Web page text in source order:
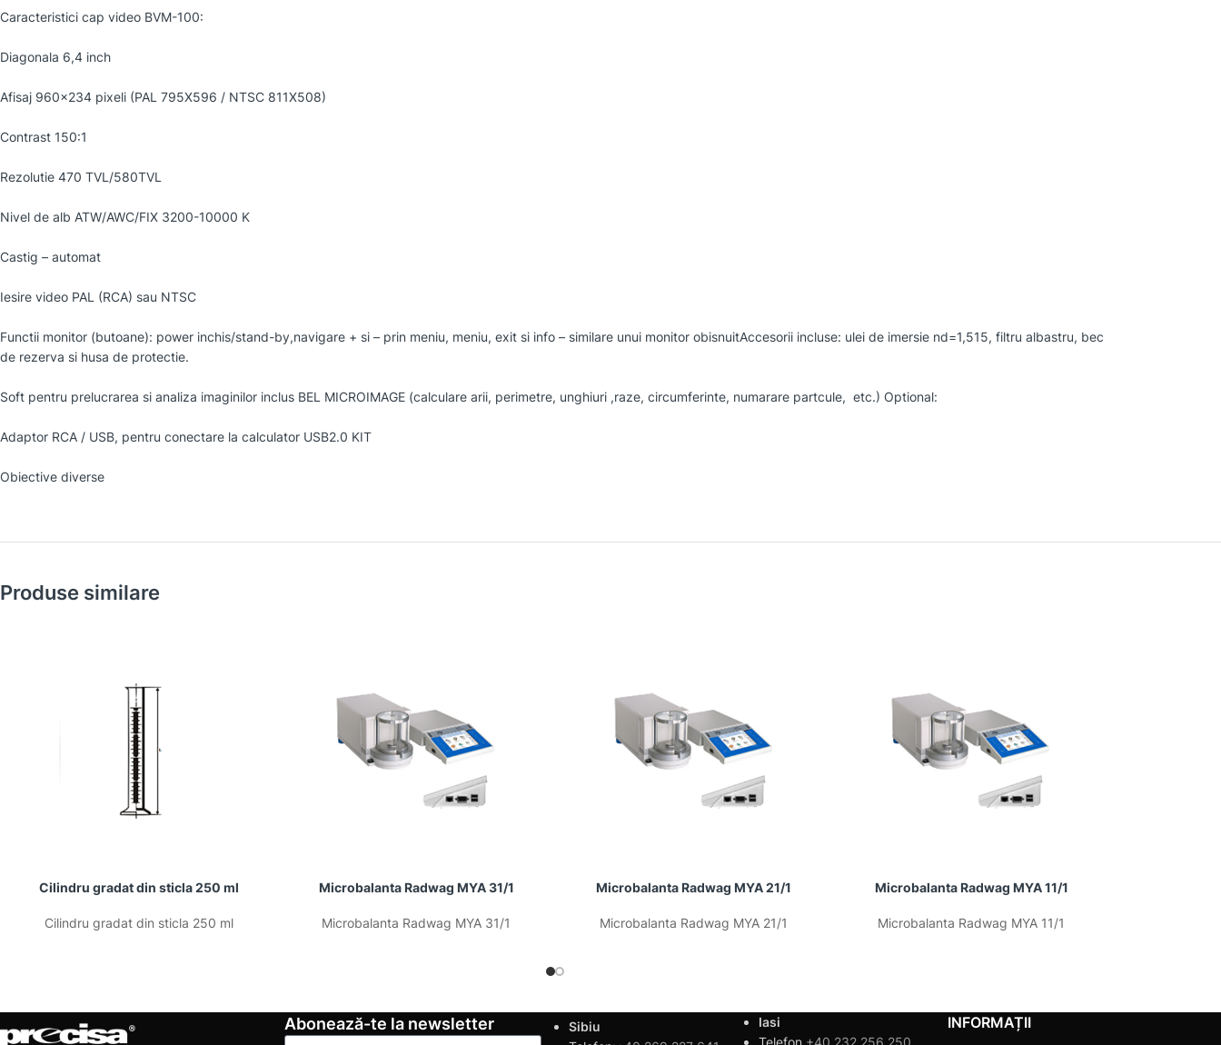
Caracteristici cap video BVM-100:
Diagonala 6,4 inch
Afisaj 960×234 pixeli (PAL 795X596 / NTSC 811X508)
Contrast 150:1
Rezolutie 470 TVL/580TVL
Nivel de alb ATW/AWC/FIX 3200-10000 K
Castig – automat
Iesire video PAL (RCA) sau NTSC
Functii monitor (butoane): power inchis/stand-by,navigare + si – prin meniu, meniu, exit si info – similare unui monitor obisnuitAccesorii incluse: ulei de imersie nd=1,515, filtru albastru, bec
de rezerva si husa de protectie.
Soft pentru prelucrarea si analiza imaginilor inclus BEL MICROIMAGE (calculare arii, perimetre, unghiuri ,raze, circumferinte, numarare partcule, etc.) Optional:
Adaptor RCA / USB, pentru conectare la calculator USB2.0 KIT
Obiective diverse
Produse similare
Cilindru gradat din sticla 250 ml
Cilindru gradat din sticla 250 ml
Microbalanta Radwag MYA 31/1
Microbalanta Radwag MYA 31/1
Microbalanta Radwag MYA 21/1
Microbalanta Radwag MYA 21/1
Microbalanta Radwag MYA 11/1
Microbalanta Radwag MYA 11/1
Abonează-te la newsletter
Sibiu
Iasi
Telefon +40 232 256 250
INFORMAȚII